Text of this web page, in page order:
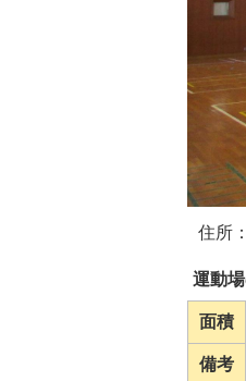
住所
運動
面積
備考